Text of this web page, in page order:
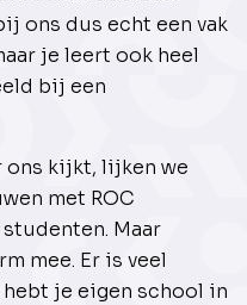
ons dus echt een vak
je leert ook heel
bij een
ons kijkt, lijken we
met ROC
Maar
mee. Er is veel
je eigen school in